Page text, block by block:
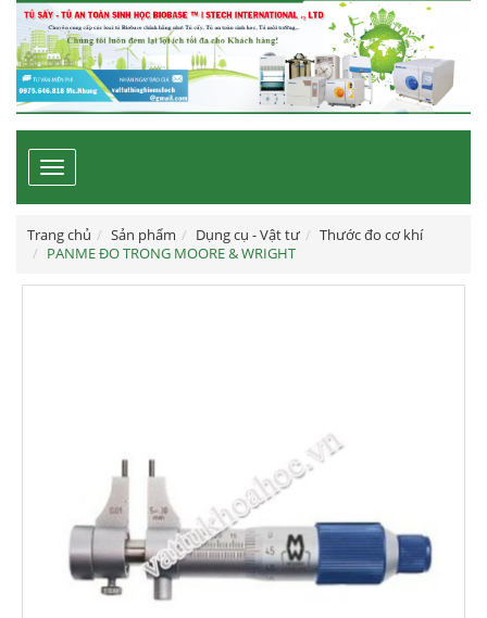
Toggle
navigation
Trang chủ Sản phẩm Dụng cụ - Vật tư
Thước đo cơ khí
PANME ĐO TRONG MOORE & WRIGHT